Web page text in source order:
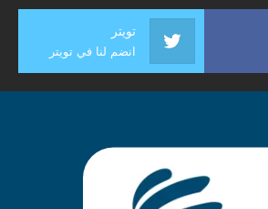
تويتر
انضم لنا في تويتر